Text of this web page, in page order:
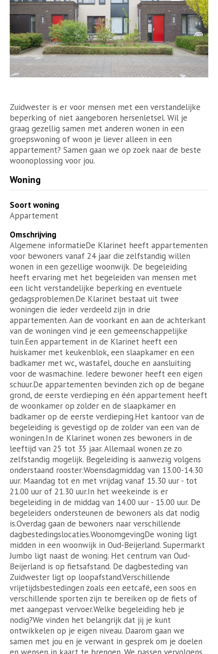
Zuidwester is er voor mensen met een verstandelijke
beperking of niet aangeboren hersenletsel. Wil je
graag gezellig samen met anderen wonen in een
groepswoning of woon je liever alleen in een
appartement? Samen gaan we op zoek naar de beste
woonoplossing voor jou.
Woning
Soort woning
Appartement
Omschrijving
Algemene informatieDe Klarinet heeft appartementen
voor bewoners vanaf 24 jaar die zelfstandig willen
wonen in een gezellige woonwijk. De begeleiding
heeft ervaring met het begeleiden van mensen met
een licht verstandelijke beperking en eventuele
gedagsproblemen.De Klarinet bestaat uit twee
woningen die ieder verdeeld zijn in drie
appartementen. Aan de voorkant en aan de achterkant
van de woningen vind je een gemeenschappelijke
tuin.Een appartement in de Klarinet heeft een
huiskamer met keukenblok, een slaapkamer en een
badkamer met wc, wastafel, douche en aansluiting
voor de wasmachine. Iedere bewoner heeft een eigen
schuur.De appartementen bevinden zich op de begane
grond, de eerste verdieping en één appartement heeft
de woonkamer op zolder en de slaapkamer en
badkamer op de eerste verdieping.Het kantoor van de
begeleiding is gevestigd op de zolder van een van de
woningen.In de Klarinet wonen zes bewoners in de
leeftijd van 25 tot 35 jaar. Allemaal wonen ze zo
zelfstandig mogelijk. Begeleiding is aanwezig volgens
onderstaand rooster:Woensdagmiddag van 13.00-14.30
uur. Maandag tot en met vrijdag vanaf 15.30 uur - tot
21.00 uur of 21.30 uur.In het weekeinde is er
begeleiding in de middag van 14.00 uur - 15.00 uur. De
begeleiders ondersteunen de bewoners als dat nodig
is.Overdag gaan de bewoners naar verschillende
dagbestedingslocaties.WoonomgevingDe woning ligt
midden in een woonwijk in Oud-Beijerland. Supermarkt
Jumbo ligt naast de woning. Het centrum van Oud-
Beijerland is op fietsafstand. De dagbesteding van
Zuidwester ligt op loopafstand.Verschillende
vrijetijdsbestedingen zoals een eetcafé, een soos en
verschillende sporten zijn te bereiken op de fiets of
met aangepast vervoer.Welke begeleiding heb je
nodig?We vinden het belangrijk dat jij je kunt
ontwikkelen op je eigen niveau. Daarom gaan we
samen met jou en je verwant in gesprek om je doelen